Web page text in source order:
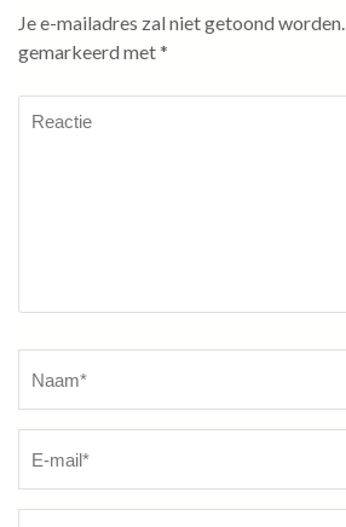
Je e-mailadres zal niet getoond worden.
gemarkeerd met*